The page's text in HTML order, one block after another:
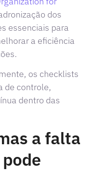
dos
essenciais para
a eficiência
os checklists
de controle,
dentro das
a falta